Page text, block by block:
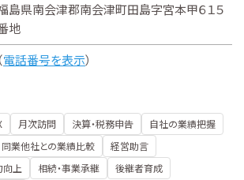
島県南会津郡南会津町田島字宮本甲６１５
地
（電話番号を表示）
月次訪問 決算・税務申告
自社の業績把握
同業他社との業績比較
経営助言
向上
相続・事業承継
後継者育成